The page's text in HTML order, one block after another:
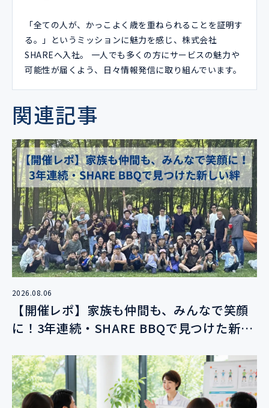
「全ての人が、かっこよく歳を重ねられることを証明す
る。」というミッションに魅力を感じ、株式会社
SHAREへ入社。 一人でも多くの方にサービスの魅力や
可能性が届くよう、日々情報発信に取り組んでいます。
関連記事
2026.08.06
【開催レポ】家族も仲間も、みんなで笑顔
に！3年連続・SHARE BBQで見つけた新し